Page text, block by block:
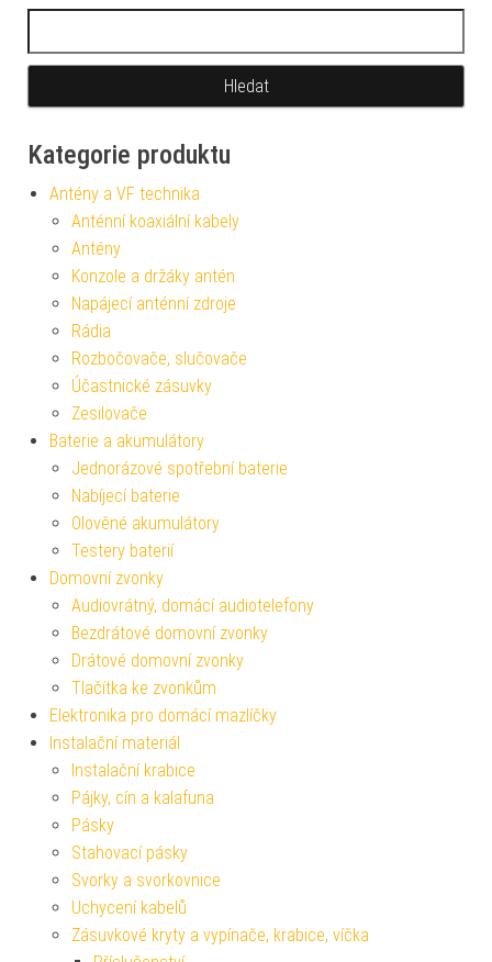
Kategorie produktu
Antény a VF technika
Anténní koaxiální kabely
Antény
Konzole a držáky antén
Napájecí anténní zdroje
Rádia
Rozbočovače, slučovače
Účastnické zásuvky
Zesilovače
Baterie a akumulátory
Jednorázové spotřební baterie
Nabíjecí baterie
Olověné akumulátory
Testery baterií
Domovní zvonky
Audiovrátný, domácí audiotelefony
Bezdrátové domovní zvonky
Drátové domovní zvonky
Tlačítka ke zvonkům
Elektronika pro domácí mazlíčky
Instalační materiál
Instalační krabice
Pájky, cín a kalafuna
Pásky
Stahovací pásky
Svorky a svorkovnice
Uchycení kabelů
Zásuvkové kryty a vypínače, krabice, víčka